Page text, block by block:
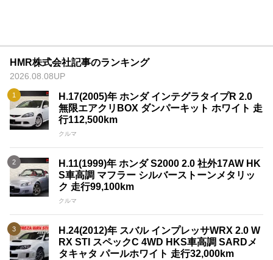
HMR株式会社記事のランキング
2026.08.08UP
H.17(2005)年 ホンダ インテグラタイプR 2.0
無限エアクリBOX ダンパーキット ホワイト 走
行112,500km
クルマ
H.11(1999)年 ホンダ S2000 2.0 社外17AW HK
S車高調 マフラー シルバーストーンメタリッ
ク 走行99,100km
クルマ
H.24(2012)年 スバル インプレッサWRX 2.0 W
RX STI スペックC 4WD HKS車高調 SARDメ
タキャタ パールホワイト 走行32,000km